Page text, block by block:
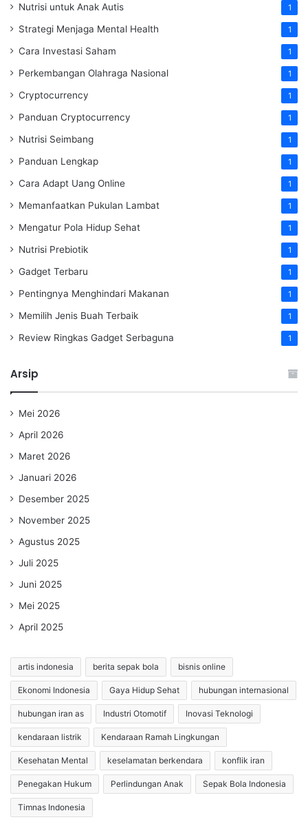
Nutrisi untuk Anak Autis 1
Strategi Menjaga Mental Health 1
Cara Investasi Saham 1
Perkembangan Olahraga Nasional 1
Cryptocurrency 1
Panduan Cryptocurrency 1
Nutrisi Seimbang 1
Panduan Lengkap 1
Cara Adapt Uang Online 1
Memanfaatkan Pukulan Lambat 1
Mengatur Pola Hidup Sehat 1
Nutrisi Prebiotik 1
Gadget Terbaru 1
Pentingnya Menghindari Makanan 1
Memilih Jenis Buah Terbaik 1
Review Ringkas Gadget Serbaguna 1
Arsip
Mei 2026
April 2026
Maret 2026
Januari 2026
Desember 2025
November 2025
Agustus 2025
Juli 2025
Juni 2025
Mei 2025
April 2025
artis indonesia berita sepak bola bisnis online
Ekonomi Indonesia Gaya Hidup Sehat hubungan internasional
hubungan iran as Industri Otomotif Inovasi Teknologi
kendaraan listrik Kendaraan Ramah Lingkungan
Kesehatan Mental keselamatan berkendara konflik iran
Penegakan Hukum Perlindungan Anak Sepak Bola Indonesia
Timnas Indonesia